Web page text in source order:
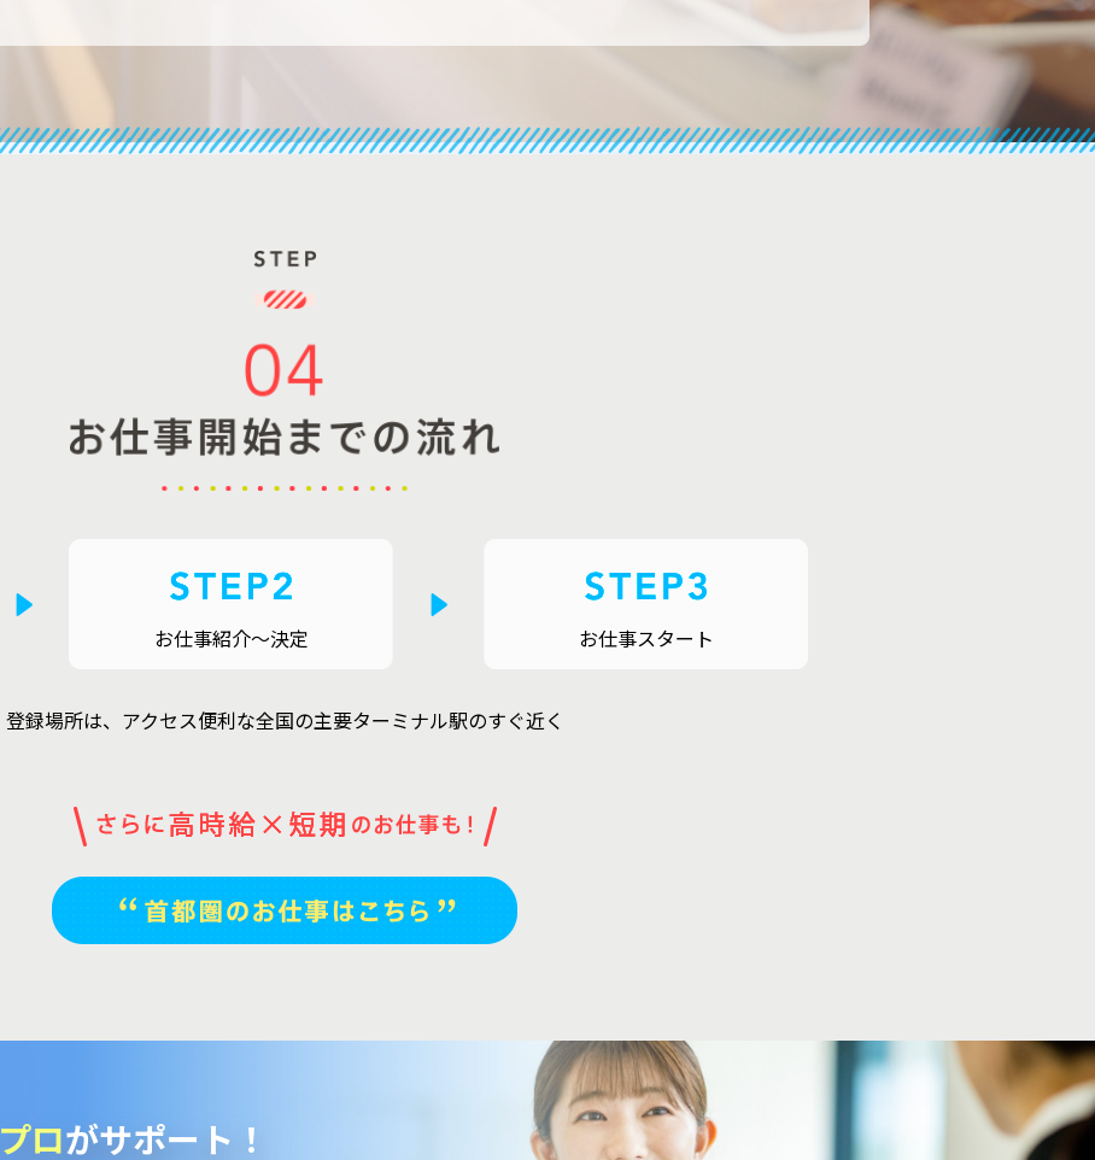
お仕事紹介～決定 お仕事スタート
登録場所は、アクセス便利な全国の主要ターミナル駅のすぐ近く
プロがサポート！